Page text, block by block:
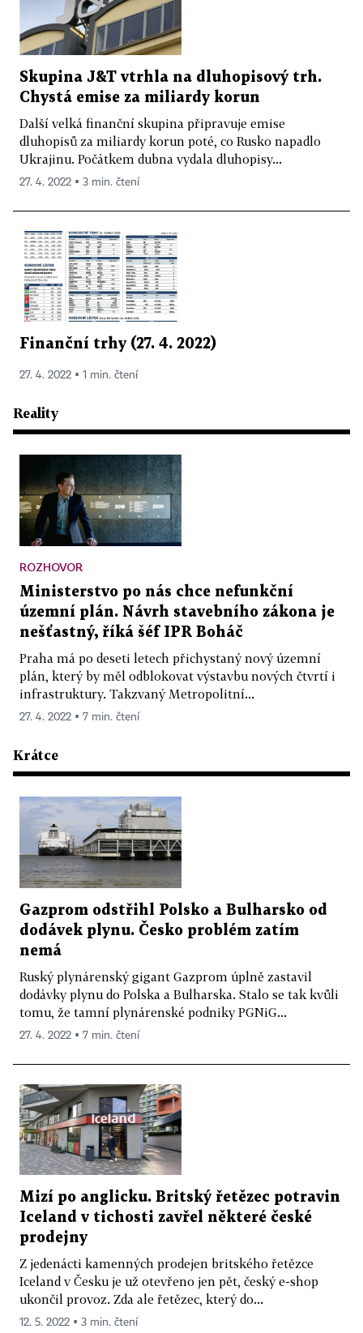
Skupina J&T vtrhla na dluhopisový trh.
Chystá emise za miliardy korun
Další velká finanční skupina připravuje emise
dluhopisů za miliardy korun poté, co Rusko napadlo
Ukrajinu. Počátkem dubna vydala dluhopisy...
27. 4. 2022 ▪ 3 min. čtení
Finanční trhy (27. 4. 2022)
27. 4. 2022 ▪ 1 min. čtení
Reality
ROZHOVOR
Ministerstvo po nás chce nefunkční
územní plán. Návrh stavebního zákona je
nešťastný, říká šéf IPR Boháč
Praha má po deseti letech přichystaný nový územní
plán, který by měl odblokovat výstavbu nových čtvrtí i
infrastruktury. Takzvaný Metropolitní...
27. 4. 2022 ▪ 7 min. čtení
Krátce
Gazprom odstřihl Polsko a Bulharsko od
dodávek plynu. Česko problém zatím
nemá
Ruský plynárenský gigant Gazprom úplně zastavil
dodávky plynu do Polska a Bulharska. Stalo se tak kvůli
tomu, že tamní plynárenské podniky PGNiG...
27. 4. 2022 ▪ 7 min. čtení
Mizí po anglicku. Britský řetězec potravin
Iceland v tichosti zavřel některé české
prodejny
Z jedenácti kamenných prodejen britského řetězce
Iceland v Česku je už otevřeno jen pět, český e-shop
ukončil provoz. Zda ale řetězec, který do...
12. 5. 2022 ▪ 3 min. čtení